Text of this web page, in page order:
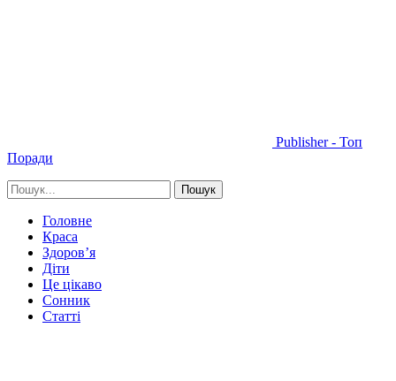
Publisher - Топ
Поради
Головне
Краса
Здоров’я
Діти
Це цікаво
Сонник
Статті